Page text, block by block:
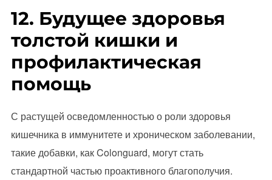
12. Будущее здоровья
толстой кишки и
профилактическая
помощь
С растущей осведомленностью о роли здоровья
кишечника в иммунитете и хроническом заболевании,
такие добавки, как Colonguard, могут стать
стандартной частью проактивного благополучия.